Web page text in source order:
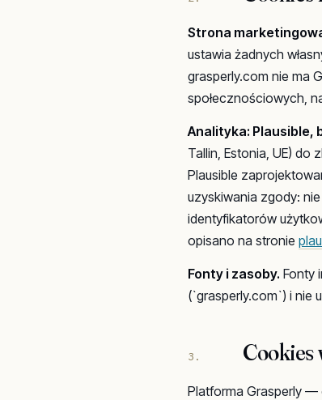
Strona
ustawia żadnych
grasperly.com nie ma
społecznościowych,
Analityka: Plausible,
Tallin, Estonia, UE) do
Plausible
uzyskiwania zgody:
identyfikatorów
opisano na stronie
Fonty i zasoby. Fonty
(`grasperly.com`) i nie
3.
Platforma Grasperly —